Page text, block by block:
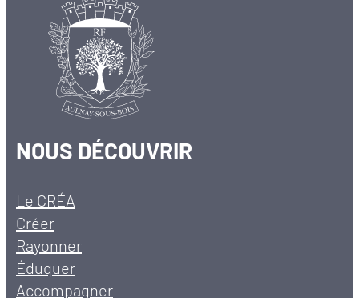
NOUS DÉCOUVRIR
Le CRÉA
Créer
Rayonner
Éduquer
Accompagner